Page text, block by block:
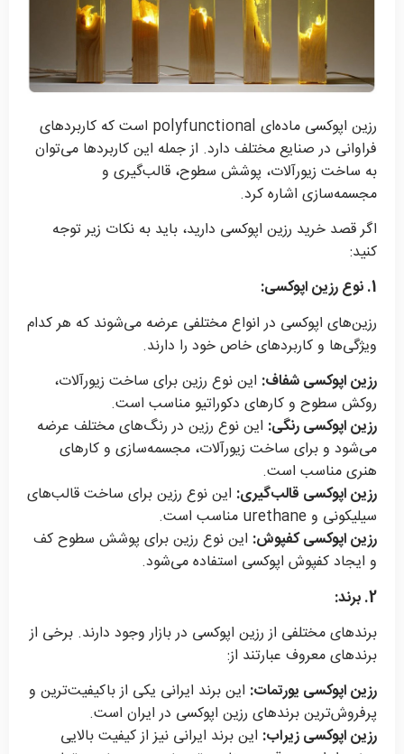
رزین اپوکسی ماده‌ای polyfunctional است که کاربردهای
فراوانی در صنایع مختلف دارد. از جمله این کاربردها می‌توان
به ساخت زیورآلات، پوشش سطوح، قالب‌گیری و
مجسمه‌سازی اشاره کرد.
اگر قصد خرید رزین اپوکسی دارید، باید به نکات زیر توجه
کنید:
1. نوع رزین اپوکسی:
رزین‌های اپوکسی در انواع مختلفی عرضه می‌شوند که هر کدام
ویژگی‌ها و کاربردهای خاص خود را دارند.
رزین اپوکسی شفاف: این نوع رزین برای ساخت زیورآلات،
روکش سطوح و کارهای دکوراتیو مناسب است.
رزین اپوکسی رنگی: این نوع رزین در رنگ‌های مختلف عرضه
می‌شود و برای ساخت زیورآلات، مجسمه‌سازی و کارهای
هنری مناسب است.
رزین اپوکسی قالب‌گیری: این نوع رزین برای ساخت قالب‌های
سیلیکونی و urethane مناسب است.
رزین اپوکسی کفپوش: این نوع رزین برای پوشش سطوح کف
و ایجاد کفپوش اپوکسی استفاده می‌شود.
2. برند:
برندهای مختلفی از رزین اپوکسی در بازار وجود دارند. برخی از
برندهای معروف عبارتند از:
رزین اپوکسی یورتمات: این برند ایرانی یکی از باکیفیت‌ترین و
پرفروش‌ترین برندهای رزین اپوکسی در ایران است.
رزین اپوکسی زیراب: این برند ایرانی نیز از کیفیت بالایی